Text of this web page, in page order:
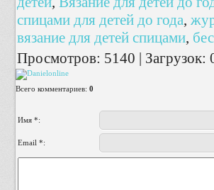
спицами для детей до года,
вязание для детей спицами,
Просмотров: 5140 | Загрузок:
Всего комментариев: 0
Имя *:
Email *: